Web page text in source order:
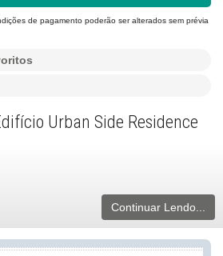
de pagamento poderão ser alterados sem prévia
Urban Side Residence
Continuar Lendo...